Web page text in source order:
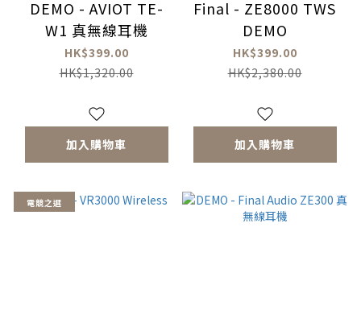
DEMO - AVIOT TE-
W1 真無線耳機
HK$399.00
HK$1,320.00
加入購物車
Final - ZE8000 TWS
DEMO
HK$399.00
HK$2,380.00
加入購物車
電競之選